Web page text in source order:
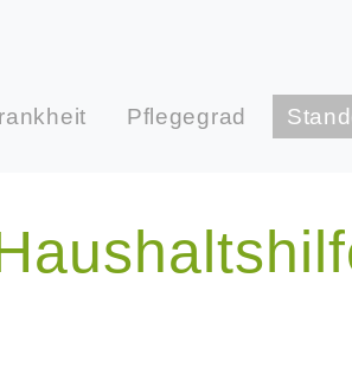
Pflegegrad